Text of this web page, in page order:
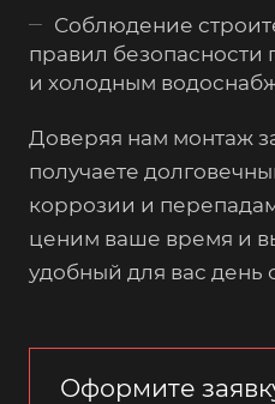
Соблюдение
правил безопасности
и холодным
Доверяя нам монтаж
получаете
коррозии и
ценим ваше время и
удобный для вас день
Оформите